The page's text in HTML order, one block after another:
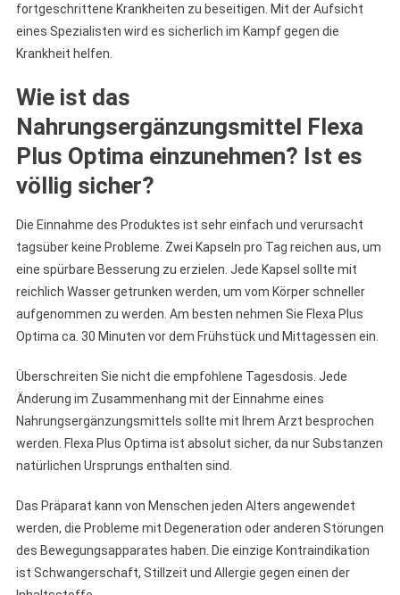
fortgeschrittene Krankheiten zu beseitigen. Mit der Aufsicht
eines Spezialisten wird es sicherlich im Kampf gegen die
Krankheit helfen.
Wie ist das
Nahrungsergänzungsmittel Flexa
Plus Optima einzunehmen? Ist es
völlig sicher?
Die Einnahme des Produktes ist sehr einfach und verursacht
tagsüber keine Probleme. Zwei Kapseln pro Tag reichen aus, um
eine spürbare Besserung zu erzielen. Jede Kapsel sollte mit
reichlich Wasser getrunken werden, um vom Körper schneller
aufgenommen zu werden. Am besten nehmen Sie Flexa Plus
Optima ca. 30 Minuten vor dem Frühstück und Mittagessen ein.
Überschreiten Sie nicht die empfohlene Tagesdosis. Jede
Änderung im Zusammenhang mit der Einnahme eines
Nahrungsergänzungsmittels sollte mit Ihrem Arzt besprochen
werden. Flexa Plus Optima ist absolut sicher, da nur Substanzen
natürlichen Ursprungs enthalten sind.
Das Präparat kann von Menschen jeden Alters angewendet
werden, die Probleme mit Degeneration oder anderen Störungen
des Bewegungsapparates haben. Die einzige Kontraindikation
ist Schwangerschaft, Stillzeit und Allergie gegen einen der